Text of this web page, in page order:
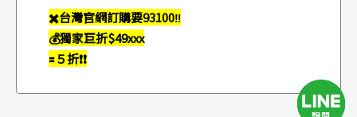
✖️台灣官網訂購要93100‼️
💰獨家巨折$49xxx
🟰５折❗️❗️